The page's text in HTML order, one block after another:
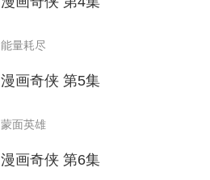
能量耗尽
漫画奇侠 第5集
蒙面英雄
漫画奇侠 第6集